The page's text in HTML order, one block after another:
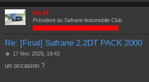
fkp 94
Président du Safrane Automobile Club
Re: [Final] Safrane 2.2DT PACK 2000
M
s
17 févr. 2025, 19:42
un occasion ?